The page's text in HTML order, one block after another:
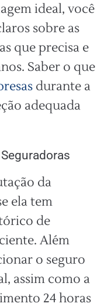
ideal, você
sobre as
que precisa e
Saber o que
durante a
adequada
da
ela tem
de
Além
o seguro
assim como a
24 horas